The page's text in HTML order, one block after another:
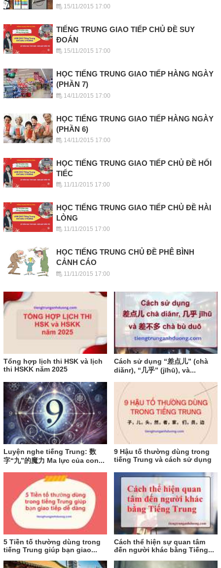
15/11/2015 17:00
TIẾNG TRUNG GIAO TIẾP CHỦ ĐỀ SUY
ĐOÁN
15/11/2015 17:00
HỌC TIẾNG TRUNG GIAO TIẾP HÀNG NGÀY
(PHẦN 7)
14/11/2015 17:00
HỌC TIẾNG TRUNG GIAO TIẾP HÀNG NGÀY
(PHẦN 6)
14/11/2015 17:00
HỌC TIẾNG TRUNG GIAO TIẾP CHỦ ĐỀ HỐI
TIẾC
11/11/2015 17:00
HỌC TIẾNG TRUNG GIAO TIẾP CHỦ ĐỀ HÀI
LÒNG
11/11/2015 17:00
HỌC TIẾNG TRUNG CHỦ ĐỀ PHÊ BÌNH
CẢNH CÁO
11/11/2015 17:00
Tổng hợp lịch thi HSK và lịch
thi HSKK năm 2025
Cách sử dụng “差点儿” (chà
diǎnr), “几乎” (jīhū), và...
Luyện nghe tiếng Trung: 数
字“九”的魔力 Ma lực của con...
9 Hậu tố thường dùng trong
tiếng Trung và cách sử dụng
5 Tiền tố thường dùng trong
tiếng Trung giúp bạn giao...
Cách thể hiện sự quan tâm
đến người khác bằng Tiếng...